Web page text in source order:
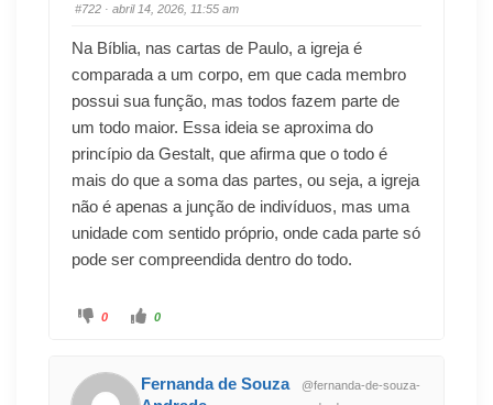
#722 · abril 14, 2026, 11:55 am
Na Bíblia, nas cartas de Paulo, a igreja é
comparada a um corpo, em que cada membro
possui sua função, mas todos fazem parte de
um todo maior. Essa ideia se aproxima do
princípio da Gestalt, que afirma que o todo é
mais do que a soma das partes, ou seja, a igreja
não é apenas a junção de indivíduos, mas uma
unidade com sentido próprio, onde cada parte só
pode ser compreendida dentro do todo.
0 0
Fernanda de Souza
@fernanda-de-souza-